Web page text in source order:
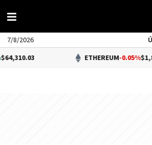
7/8/2026
ETHEREUM-0.05%$1,898.56